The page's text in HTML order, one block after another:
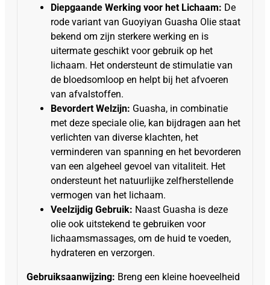
Diepgaande Werking voor het Lichaam: De
rode variant van Guoyiyan Guasha Olie staat
bekend om zijn sterkere werking en is
uitermate geschikt voor gebruik op het
lichaam. Het ondersteunt de stimulatie van
de bloedsomloop en helpt bij het afvoeren
van afvalstoffen.
Bevordert Welzijn: Guasha, in combinatie
met deze speciale olie, kan bijdragen aan het
verlichten van diverse klachten, het
verminderen van spanning en het bevorderen
van een algeheel gevoel van vitaliteit. Het
ondersteunt het natuurlijke zelfherstellende
vermogen van het lichaam.
Veelzijdig Gebruik: Naast Guasha is deze
olie ook uitstekend te gebruiken voor
lichaamsmassages, om de huid te voeden,
hydrateren en verzorgen.
Gebruiksaanwijzing: Breng een kleine hoeveelheid